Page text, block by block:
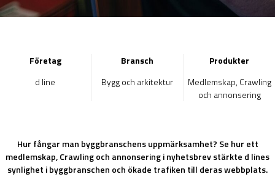
Företag
d line
Bransch
Bygg och arkitektur
Produkter
Medlemskap, Crawling
och annonsering
Hur fångar man byggbranschens uppmärksamhet? Se hur ett
medlemskap, Crawling och annonsering i nyhetsbrev stärkte d lines
synlighet i byggbranschen och ökade trafiken till deras webbplats.